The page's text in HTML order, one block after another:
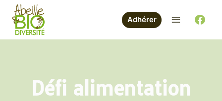
Aller
contenu
Adhérer
Défi alimentation